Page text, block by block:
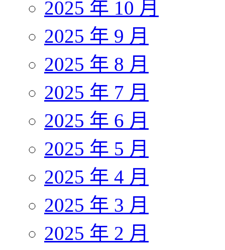
2025 年 10 月
2025 年 9 月
2025 年 8 月
2025 年 7 月
2025 年 6 月
2025 年 5 月
2025 年 4 月
2025 年 3 月
2025 年 2 月